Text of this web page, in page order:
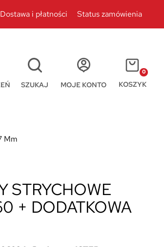
Dostawa i płatności Status zamówienia
0
KOSZYK
SZUKAJ MOJE KONTO
Mm
STRYCHOWE
+ DODATKOWA